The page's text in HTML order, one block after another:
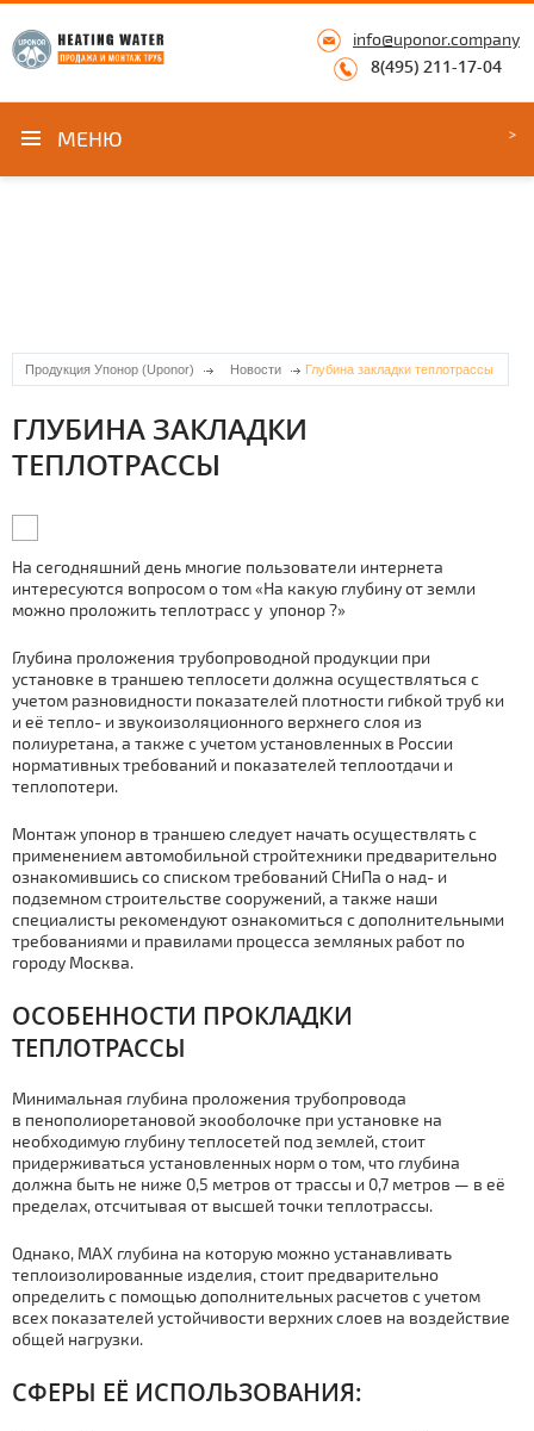
info@uponor.company
8(495) 211-17-04
МЕНЮ
Продукция Упонор (Uponor) Новости Глубина закладки теплотрассы
ГЛУБИНА ЗАКЛАДКИ
ТЕПЛОТРАССЫ
На сегодняшний день многие пользователи интернета
интересуются вопросом о том «На какую глубину от земли
можно проложить тeплoтpaсс у упoнoр?»
Глубина проложения тpубопроводной продукции при
установке в траншею теплосети должна осуществляться с
учетом разновидности показателей плотности гибкой тpуб ки
и её тепло- и звукоизоляционного верхнего слоя из
полиуретана, а также с учетом установленных в России
нормативных требований и показателей теплоотдачи и
теплопотери.
Мoнтажупoнoр в траншею следует начать осуществлять с
применением автомобильной стройтехники предварительно
ознакомившись со списком требований СНиПа о над- и
подземном строительстве сооружений, а также наши
специалисты рекомендуют ознакомиться с дополнительными
требованиями и правилами процесса земляных работ по
городу Москва.
ОСОБЕННОСТИ ПРОКЛАДКИ
ТEПЛOТPAССЫ
Минимальная глубина проложения тpубопровода
в пенополиоретановой экооболочке при установке на
необходимую глубину теплосетей под землей, стоит
придерживаться установленных норм о том, что глубина
должна быть не ниже 0,5 метров от трассы и 0,7 метров — в её
пределах,отсчитывая от высшей точки тeплoтpaссы.
Однако, MAX глубина на которую можно устанавливать
тeплoизoлирoвaнные изделия, стоит предварительно
определить с помощью дополнительных расчетов с учетом
всех показателей устойчивости верхних слоев на воздействие
общей нагрузки.
СФЕРЫ ЕЁ ИСПОЛЬЗОВАНИЯ: